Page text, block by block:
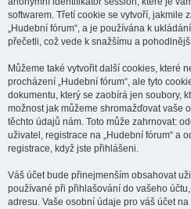
softwarem. Třetí cookie se vytvoří, jakmile
„Hudební fórum“, a je používána k
přečetli, což vede k snažšímu a
Můžeme také vytvořit další cookies, které
procházení „Hudební fórum“, ale tyto
dokumentu, který se zaobírá jen soubory,
možnost jak můžeme shromažďovat vaše
těchto údajů nám. Toto může zahrnovat:
uživatel, registrace na „Hudební fórum“ a
registrace, když jste přihlášeni.
Váš účet bude přinejmenším obsahovat
používané při přihlašování do vašeho
adresu. Vaše osobní údaje pro váš účet